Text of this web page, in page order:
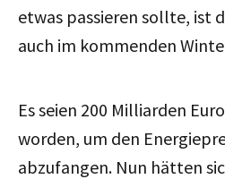
etwas passieren sollte, ist
auch im kommenden
Es seien 200 Milliarden
worden, um den
abzufangen. Nun hätten